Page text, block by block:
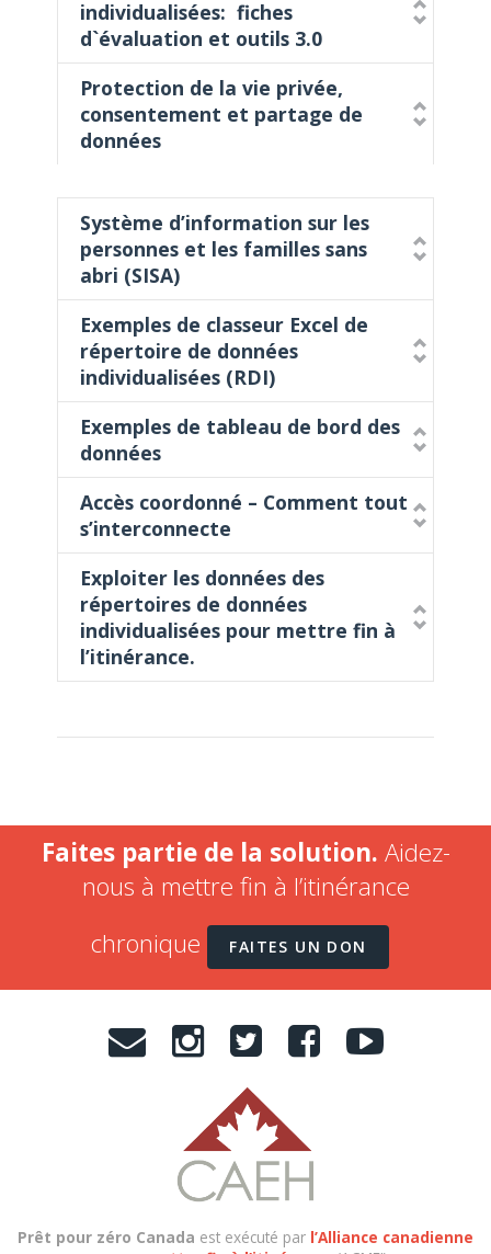
individualisées: fiches
d`évaluation et outils 3.0
Protection de la vie privée,
consentement et partage de
données
Système d’information sur les
personnes et les familles sans
abri (SISA)
Exemples de classeur Excel de
répertoire de données
individualisées (RDI)
Exemples de tableau de bord des
données
Accès coordonné – Comment tout
s’interconnecte
Exploiter les données des
répertoires de données
individualisées pour mettre fin à
l’itinérance.
Faites partie de la solution. Aidez-
nous à mettre fin à l’itinérance
chronique
FAITES UN DON
Prêt pour zéro Canada est exécuté par l’Alliance canadienne